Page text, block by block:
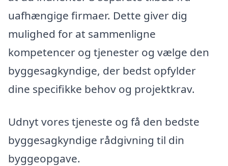
uafhængige firmaer. Dette giver dig
mulighed for at sammenligne
kompetencer og tjenester og vælge den
byggesagkyndige, der bedst opfylder
dine specifikke behov og projektkrav.
Udnyt vores tjeneste og få den bedste
byggesagkyndige rådgivning til din
byggeopgave.